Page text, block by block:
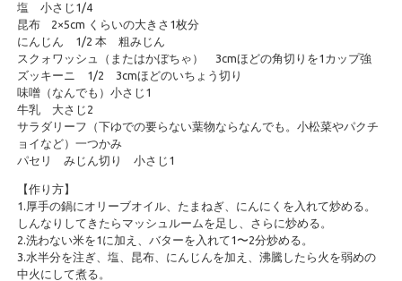
塩 小さじ1/4
昆布 2×5cm くらいの大きさ1枚分
にんじん 1/2 本 粗みじん
スクォワッシュ（またはかぼちゃ） 3cmほどの角切りを1カップ強
ズッキーニ 1/2 3cmほどのいちょう切り
味噌（なんでも）小さじ1
牛乳 大さじ2
サラダリーフ（下ゆでの要らない葉物ならなんでも。小松菜やパクチ
ョイなど）一つかみ
パセリ みじん切り 小さじ1
【作り方】
1.厚手の鍋にオリーブオイル、たまねぎ、にんにくを入れて炒める。
しんなりしてきたらマッシュルームを足し、さらに炒める。
2.洗わない米を1に加え、バターを入れて1〜2分炒める。
3.水半分を注ぎ、塩、昆布、にんじんを加え、沸騰したら火を弱めの
中火にして煮る。